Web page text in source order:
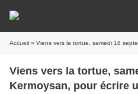
Accueil » Viens vers la tortue, samedi 18 septembre à
Viens vers la tortue,
Kermoysan, pour écrire